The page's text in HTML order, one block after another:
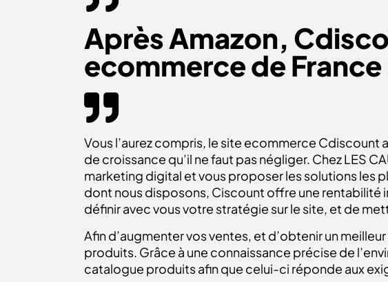
Après Amazon,
ecommerce de France
Vous l’aurez compris, le site ecommerce Cdiscount
de croissance qu’il ne faut pas négliger. Chez LES
marketing digital et vous proposer les solutions les
dont nous disposons, Ciscount offre une
définir avec vous votre stratégie sur le site, et de
Afin d’augmenter vos ventes, et d’obtenir un
produits. Grâce à une connaissance précise de
catalogue produits afin que celui-ci réponde aux